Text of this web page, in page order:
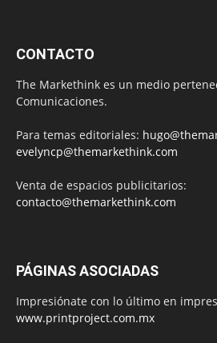
CONTACTO
The Markethink es un medio
Comunicaciones.
Para temas editoriales:
evelyncp@themarkethink.com
Venta de espacios publicitarios:
contacto@themarkethink.com
PÁGINAS ASOCIADAS
Impresiónate con lo último en
www.printproject.com.mx